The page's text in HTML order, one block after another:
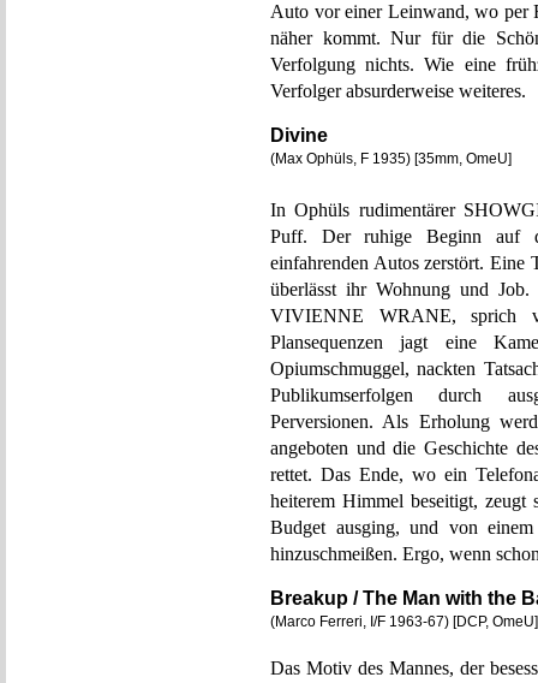
Auto vor einer Leinwand, wo per
näher kommt. Nur für die
Verfolgung nichts. Wie eine
Verfolger absurderweise weiteres.
Divine
(Max Ophüls, F 1935) [35mm, OmeU]
In Ophüls rudimentärer
Puff. Der ruhige Beginn auf
einfahrenden Autos zerstört. Eine
überlässt ihr Wohnung und
VIVIENNE WRANE, sprich
Plansequenzen jagt eine
Opiumschmuggel, nackten
Publikumserfolgen durch
Perversionen. Als Erholung
angeboten und die Geschichte
rettet. Das Ende, wo ein
heiterem Himmel beseitigt,
Budget ausging, und von
hinzuschmeißen. Ergo, wenn
Breakup / The Man with the
(Marco Ferreri, I/F 1963-67) [DCP, OmeU]
Das Motiv des Mannes, der